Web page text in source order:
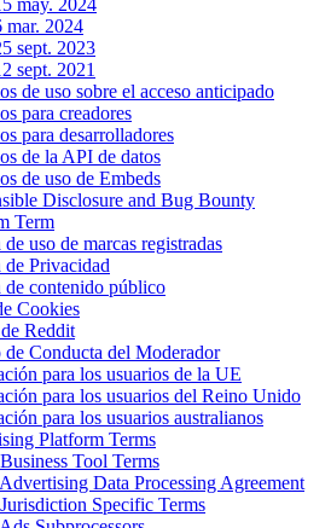
may. 2024
mar. 2024
sept. 2023
sept. 2021
de uso sobre el acceso anticipado
para creadores
para desarrolladores
de la API de datos
de uso de Embeds
Disclosure and Bug Bounty
Term
uso de marcas registradas
de Privacidad
de contenido público
Cookies
Reddit
Conducta del Moderador
para los usuarios de la UE
para los usuarios del Reino Unido
para los usuarios australianos
Platform Terms
Tool Terms
Data Processing Agreement
Specific Terms